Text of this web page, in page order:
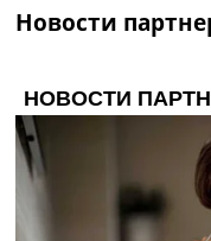
Чемпионат
Украина.
Лига
Англия.
Испания.
Другие
Таблицы
Новости